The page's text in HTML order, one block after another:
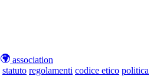
association
statuto regolamenti codice etico politica